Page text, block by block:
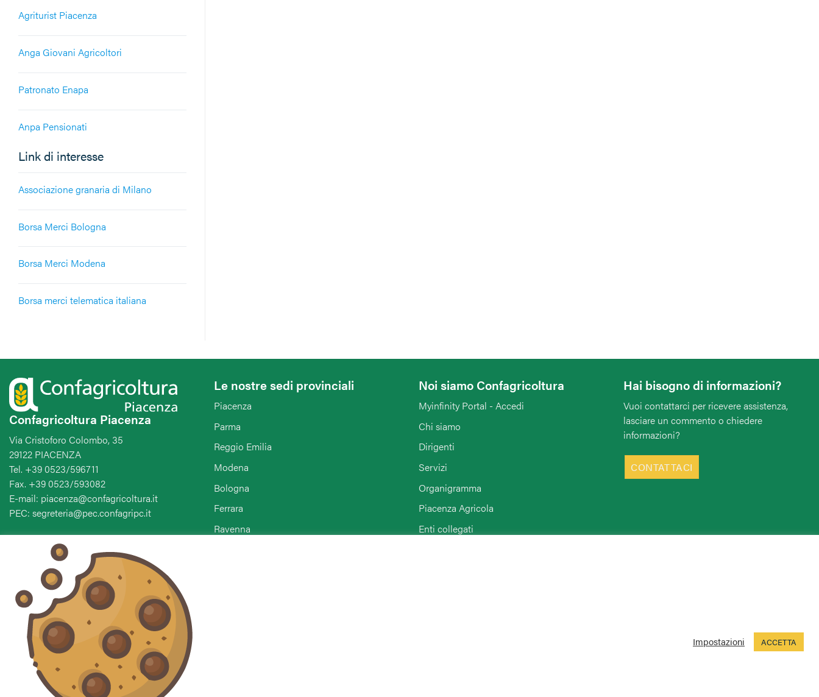
Agriturist Piacenza
Anga Giovani Agricoltori
Patronato Enapa
Anpa Pensionati
Link di interesse
Associazione granaria di Milano
Borsa Merci Bologna
Borsa Merci Modena
Borsa merci telematica italiana
Confagricoltura Piacenza
Via Cristoforo Colombo, 35
29122 PIACENZA
Tel. +39 0523/596711
Fax. +39 0523/593082
E-mail: piacenza@confagricoltura.it
PEC: segreteria@pec.confagripc.it
Le nostre sedi provinciali
Piacenza
Parma
Reggio Emilia
Modena
Bologna
Ferrara
Ravenna
Noi siamo Confagricoltura
Myinfinity Portal - Accedi
Chi siamo
Dirigenti
Servizi
Organigramma
Piacenza Agricola
Enti collegati
Hai bisogno di informazioni?
Vuoi contattarci per ricevere assistenza,
lasciare un commento o chiedere
informazioni?
CONTATTACI
Seguici sui social
Impostazioni ACCETTA